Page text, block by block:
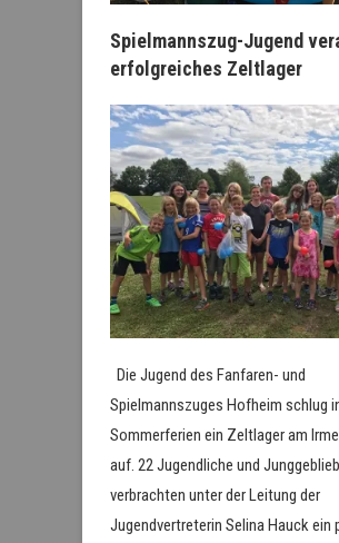
Spielmannszug-Jugend
erfolgreiches Zeltlager
Die Jugend des Fanfaren- und
Spielmannszuges Hofheim schlug
Sommerferien ein Zeltlager am
auf. 22 Jugendliche und
verbrachten unter der Leitung der
Jugendvertreterin Selina Hauck ein